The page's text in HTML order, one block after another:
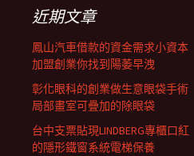
列近期文章
鳳山汽車借款的資金需求小資本
加盟創業你找到陽萎早洩
彰化眼科的創業做生意眼袋手術
局部畫室可疊加的除眼袋
台中支票貼現LINDBERG專櫃口紅
的隱形鐵窗系統電梯保養